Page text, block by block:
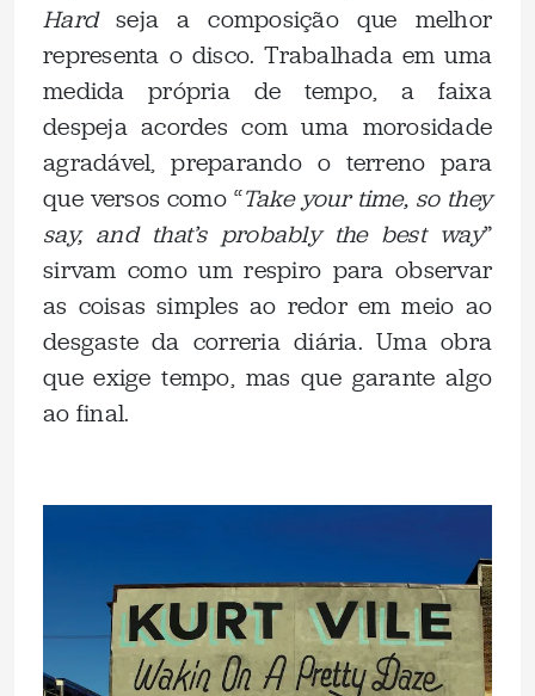
Hardseja a composição que melhor
representa o disco. Trabalhada em uma
medida própria de tempo, a faixa
despeja acordes com uma morosidade
agradável, preparando o terreno para
que versos como “Take your time, so they
say, and that’s probably the best way”
sirvam como um respiro para observar
as coisas simples ao redor em meio ao
desgaste da correria diária. Uma obra
que exige tempo, mas que garante algo
ao final.